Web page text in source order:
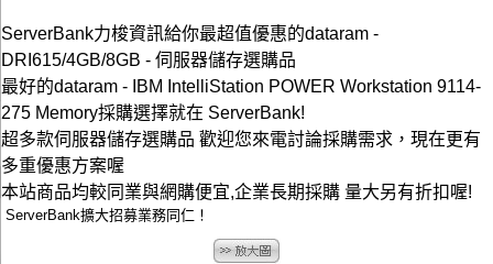
ServerBank力梭資訊給你最超值優惠的dataram -
DRI615/4GB/8GB - 伺服器儲存選購品
最好的dataram - IBM IntelliStation POWER Workstation 9114-
275 Memory採購選擇就在 ServerBank!
超多款伺服器儲存選購品 歡迎您來電討論採購需求，現在更有
多重優惠方案喔
本站商品均較同業與網購便宜,企業長期採購 量大另有折扣喔!
ServerBank擴大招募業務同仁！